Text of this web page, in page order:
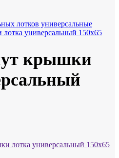
лотков универсальные
универсальный 150х65
крышки